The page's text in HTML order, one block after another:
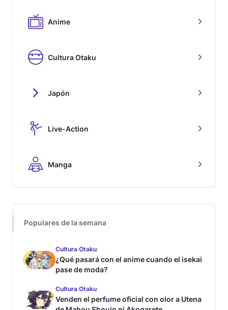
Anime
Cultura Otaku
Japón
Live-Action
Manga
Populares de la semana
Cultura Otaku
¿Qué pasará con el anime cuando el isekai
pase de moda?
Cultura Otaku
Venden el perfume oficial con olor a Utena